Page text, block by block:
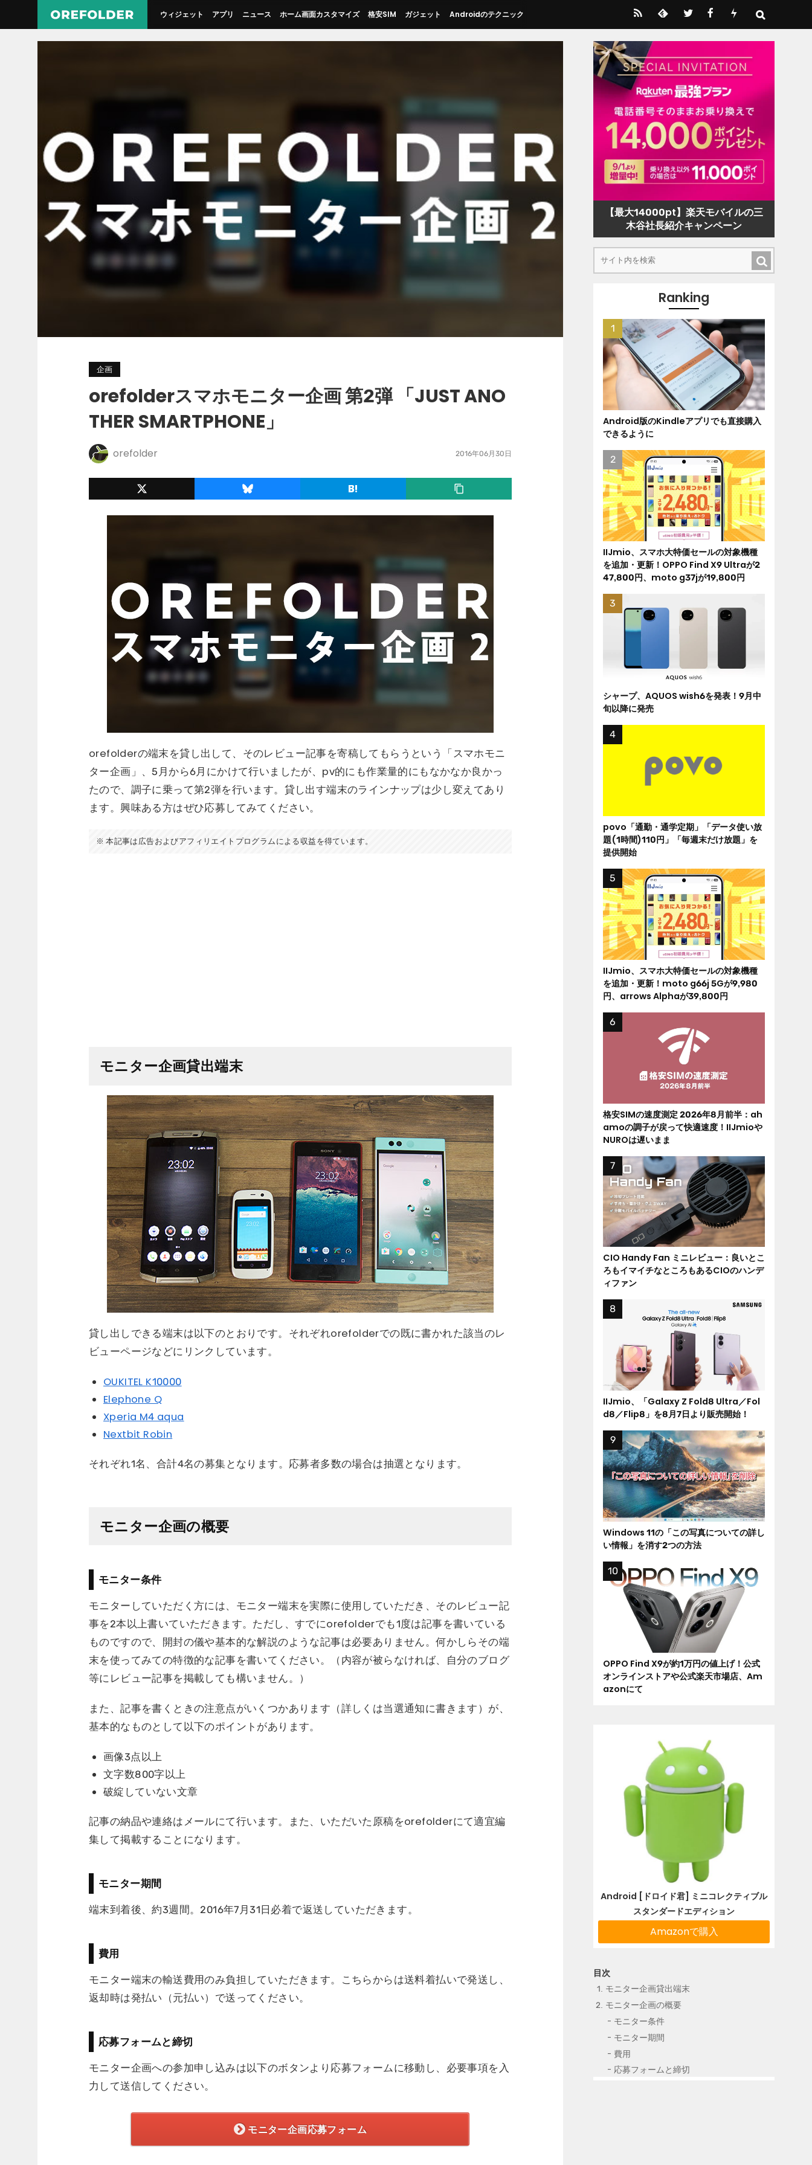
ウィジェット アプリ ニュース ホーム画面カスタマイズ 格安SIM ガジェット Androidのテクニック
企画
orefolderスマホモニター企画 第2弾 「JUST ANO
THER SMARTPHONE」
orefolder 2016年06月30日
orefolderの端末を貸し出して、そのレビュー記事を寄稿してもらうという「スマホモニ
ター企画」、5月から6月にかけて行いましたが、pv的にも作業量的にもなかなか良かっ
たので、調子に乗って第2弾を行います。貸し出す端末のラインナップは少し変えてあり
ます。興味ある方はぜひ応募してみてください。
本記事は広告およびアフィリエイトプログラムによる収益を得ています。
モニター企画貸出端末
貸し出しできる端末は以下のとおりです。それぞれorefolderでの既に書かれた該当のレ
ビューページなどにリンクしています。
OUKITEL K10000
Elephone Q
Xperia M4 aqua
Nextbit Robin
それぞれ1名、合計4名の募集となります。応募者多数の場合は抽選となります。
モニター企画の概要
モニター条件
モニターしていただく方には、モニター端末を実際に使用していただき、そのレビュー記
事を2本以上書いていただきます。ただし、すでにorefolderでも1度は記事を書いている
ものですので、開封の儀や基本的な解説のような記事は必要ありません。何かしらその端
末を使ってみての特徴的な記事を書いてください。（内容が被らなければ、自分のブログ
等にレビュー記事を掲載しても構いません。）
また、記事を書くときの注意点がいくつかあります（詳しくは当選通知に書きます）が、
基本的なものとして以下のポイントがあります。
画像3点以上
文字数800字以上
破綻していない文章
記事の納品や連絡はメールにて行います。また、いただいた原稿をorefolderにて適宜編
集して掲載することになります。
モニター期間
端末到着後、約3週間。2016年7月31日必着で返送していただきます。
費用
モニター端末の輸送費用のみ負担していただきます。こちらからは送料着払いで発送し、
返却時は発払い（元払い）で送ってください。
応募フォームと締切
モニター企画への参加申し込みは以下のボタンより応募フォームに移動し、必要事項を入
力して送信してください。
モニター企画応募フォーム
【最大14000pt】楽天モバイルの三
木谷社長紹介キャンペーン
モニター企画貸出端末
モニター企画の概要
モニター条件
モニター期間
費用
応募フォームと締切
Ranking
Android版のKindleアプリでも直接購入
できるように
IIJmio、スマホ大特価セールの対象機種
を追加・更新！OPPO Find X9 Ultraが2
47,800円、moto g37jが19,800円
シャープ、AQUOS wish6を発表！9月中
旬以降に発売
povo「通勤・通学定期」「データ使い放
題(1時間)110円」「毎週末だけ放題」を
提供開始
IIJmio、スマホ大特価セールの対象機種
を追加・更新！moto g66j 5Gが9,980
円、arrows Alphaが39,800円
格安SIMの速度測定 2026年8月前半：ah
amoの調子が戻って快適速度！IIJmioや
NUROは遅いまま
CIO Handy Fan ミニレビュー：良いとこ
ろもイマイチなところもあるCIOのハンデ
ィファン
IIJmio、「Galaxy Z Fold8 Ultra／Fol
d8／Flip8」を8月7日より販売開始！
Windows 11の「この写真についての詳し
い情報」を消す2つの方法
OPPO Find X9が約1万円の値上げ！公式
オンラインストアや公式楽天市場店、Am
azonにて
Android [ドロイド君] ミニコレクティブル
スタンダードエディション
Amazonで購入